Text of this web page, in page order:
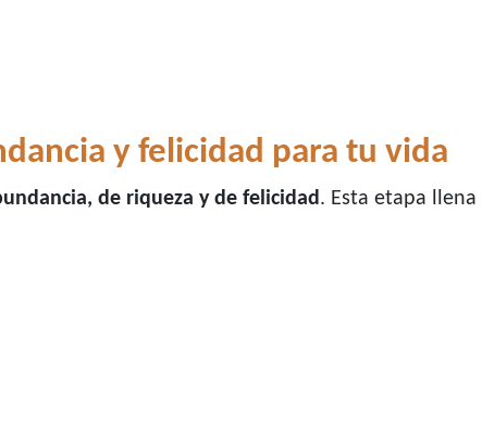
y felicidad para tu vida
de riqueza y de felicidad. Esta etapa